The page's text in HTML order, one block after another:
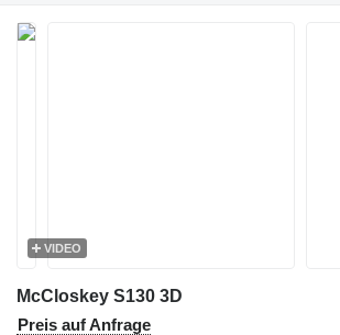
VIDEO
McCloskey S130 3D
Preis auf Anfrage